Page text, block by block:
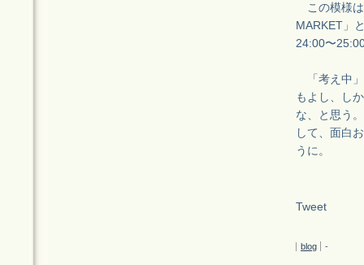
この模様は
MARKET」
24:00〜
「考え中」
もよし、し
な、と思う
して、面白
うに。
Tweet
blog -